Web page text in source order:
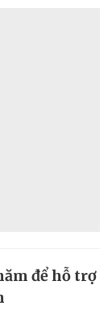
để hỗ trợ